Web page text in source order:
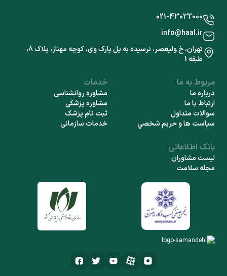
مربوط به ما
درباره ما
ارتباط با ما
سوالات متداول
سياست ها و حريم شخصي
خدمات
مشاوره روانشناسی
مشاوره پزشکی
ثبت نام پزشک
خدمات سازمانی
بانک اطلاعاتی
لیست مشاوران
مجله سلامت
021-43032000
info@haal.ir
تهران، خ ولیعصر، نرسیده به پل پارک وی، کوچه مهناز، پلاک 8،
طبقه 1